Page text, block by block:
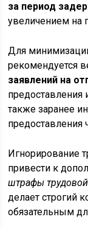
за период
увеличением на
Для
рекомендуется
заявлений на
также заранее
предоставления
Игнорирование
привести к
штрафы
делает строгий
обязательным